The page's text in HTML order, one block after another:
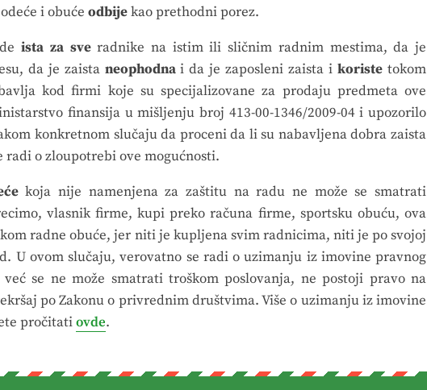
i obuće odbijekao prethodni porez.
ista za sveradnike na istim ili sličnim radnim mestima, da je
da je zaista neophodnai da je zaposleni zaista ikoriste tokom
kod firmi koje su specijalizovane za prodaju predmeta ove
finansija u mišljenju broj 413-00-1346/2009-04 i upozorilo
konkretnom slučaju da proceni da li su nabavljena dobra zaista
radi o zloupotrebi ove mogućnosti.
koja nije namenjena za zaštitu na radu ne može se smatrati
vlasnik firme, kupi preko računa firme, sportsku obuću, ova
radne obuće, jer niti je kupljena svim radnicima, niti je po svojoj
U ovom slučaju, verovatno se radi o uzimanju iz imovine pravnog
se ne može smatrati troškom poslovanja, ne postoji pravo na
po Zakonu o privrednim društvima. Više o uzimanju iz imovine
pročitatiovde.